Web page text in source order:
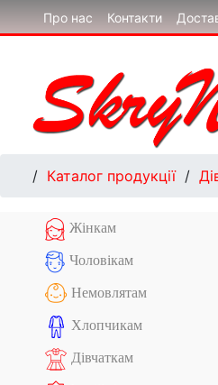
Про нас Контакти
/ Каталог продукції /
Жінкам
Чоловікам
Немовлятам
Хлопчикам
Дівчаткам